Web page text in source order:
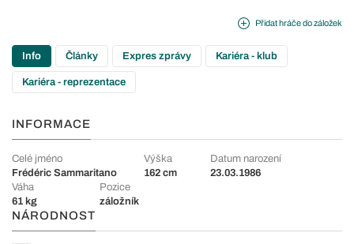
Přidat hráče do záložek
Info Články Expres zprávy Kariéra - klub
Kariéra - reprezentace
INFORMACE
Celé jméno
Frédéric Sammaritano
Výška
162 cm
Datum narození
23.03.1986
Váha
61 kg
Pozice
záložník
NÁRODNOST